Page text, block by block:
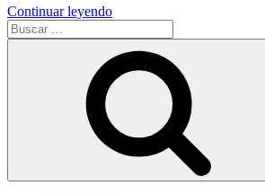
Continuar leyendo«Visor
de
imágenes
en
Buscar
por: